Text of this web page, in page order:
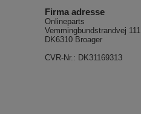
Firma adresse
Onlineparts
Vemmingbundstrandvej 111
DK6310 Broager
CVR-Nr.: DK31169313